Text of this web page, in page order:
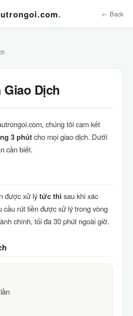
. ← Back
Dịch
chúng tôi cam kết
3 phútcho mọi giao dịch. Dưới
cần biết.
được xử lýtức thì sau khi xác
cầu rút tiền được xử lý trong vòng
chính, tối đa 30 phút ngoài giờ.